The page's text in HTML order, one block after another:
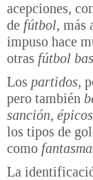
acepciones,
de fútbol, más
impuso hace
otras fútbol
Los partidos,
pero también
sanción, épicos
los tipos de
como
La